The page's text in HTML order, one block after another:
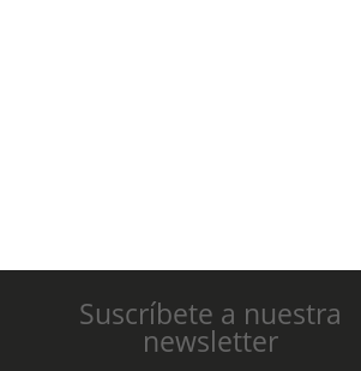
Suscríbete a nuestra
newsletter